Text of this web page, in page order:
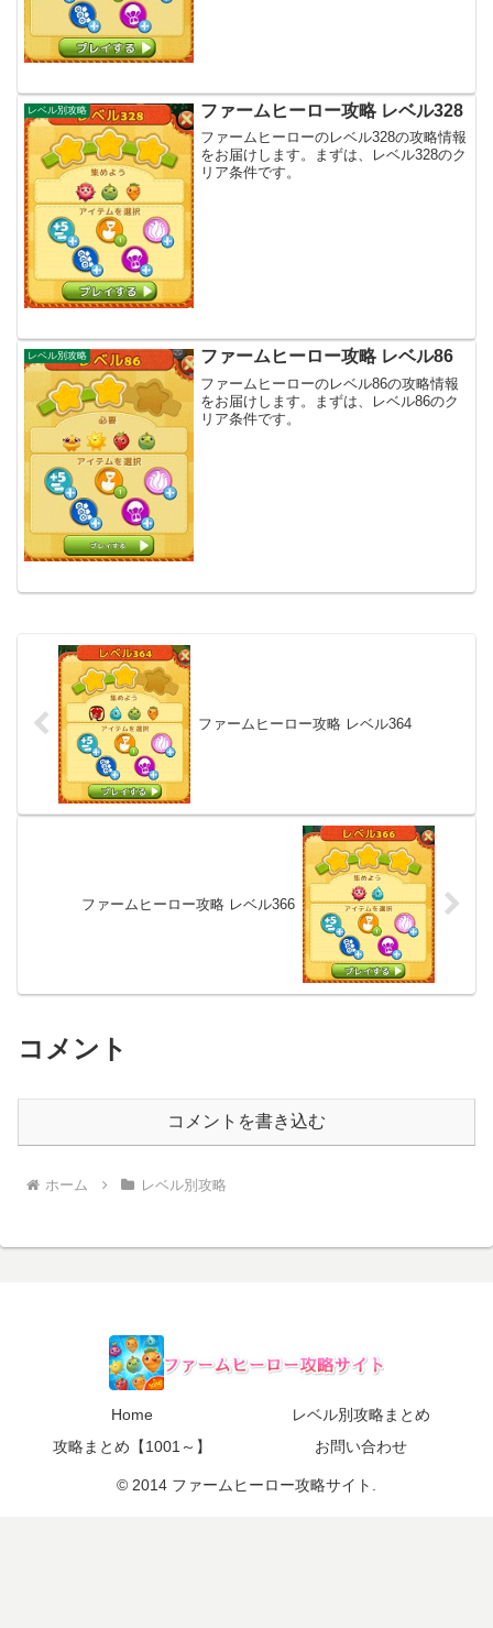
レベル別攻略 ファームヒーロー攻略 レベル328
ファームヒーローのレベル328の攻略情報
をお届けします。まずは、レベル328のク
リア条件です。
レベル別攻略 ファームヒーロー攻略 レベル86
ファームヒーローのレベル86の攻略情報
をお届けします。まずは、レベル86のク
リア条件です。
ファームヒーロー攻略 レベル364
ファームヒーロー攻略 レベル366
コメント
コメントを書き込む
ホーム レベル別攻略
Home
レベル別攻略まとめ
攻略まとめ【1001～】
お問い合わせ
© 2014 ファームヒーロー攻略サイト.